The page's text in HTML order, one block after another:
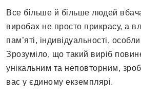
Все більше й більше людей
виробах не просто прикрасу, а
пам’яті, індивідуальності,
Зрозуміло, що такий виріб
унікальним та неповторним,
вас у єдиному екземплярі.